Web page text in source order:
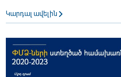
Կարդալ ավելին